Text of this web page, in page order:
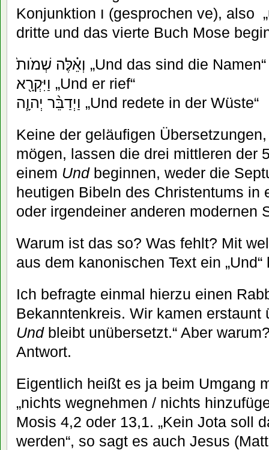
Konjunktion ו (gesprochen ve), also
dritte und das vierte Buch Mose
וְאֵ֗לֶּה שְׁמֹות֙ „Und das sind die Namen“
וַיִּקְרָ֖א „Und er rief“
וַיְדַבֵּ֨ר יְהוָ֧ה „Und redete in der Wüste“
Keine der geläufigen
mögen, lassen die drei mittleren der
einem Undbeginnen, weder die
heutigen Bibeln des Christentums in
oder irgendeiner anderen modernen
Warum ist das so? Was fehlt? Mit
aus dem kanonischen Text ein
Ich befragte einmal hierzu einen
Bekanntenkreis. Wir kamen erstaunt
Undbleibt unübersetzt.“ Aber
Antwort.
Eigentlich heißt es ja beim Umgang
„nichts wegnehmen / nichts
Mosis 4,2 oder 13,1. „Kein Jota soll
werden“, so sagt es auch Jesus